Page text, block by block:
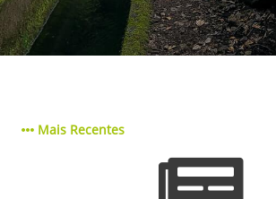
Mais Recentes